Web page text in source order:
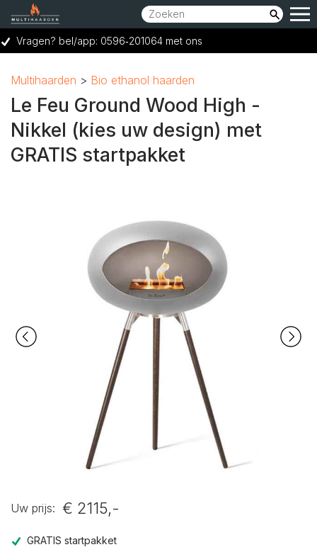
Vragen? bel/app: 0596‑201064 met ons
Ruime keuze voor elk budget
Multihaarden Bio ethanol haarden
Le Feu Ground Wood High -
Nikkel (kies uw design) met
GRATIS startpakket
Uw prijs: € 2115,-
GRATIS startpakket